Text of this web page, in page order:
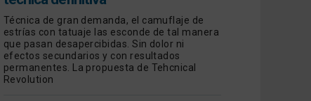
Técnica de gran demanda, el camuflaje de
estrías con tatuaje las esconde de tal manera
que pasan desapercibidas. Sin dolor ni
efectos secundarios y con resultados
permanentes. La propuesta de Tehcnical
Revolution